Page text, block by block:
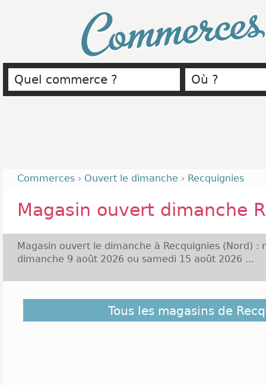
Commerces › Ouvert le dimanche › Recquignies
Magasin ouvert dimanche
Magasin ouvert le dimanche à Recquignies (Nord) :
dimanche 9 août 2026 ou samedi 15 août 2026 ...
Découvrez dans la liste ci-dessous les
Recquignies et ceux situés à proximité. Ils sont
Tous les magasins de